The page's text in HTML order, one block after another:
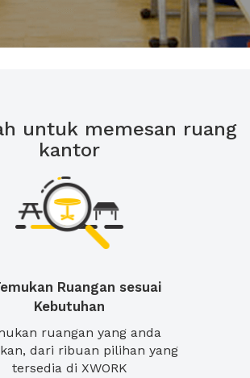
untuk memesan ruang
kantor
Ruangan sesuai
Kebutuhan
ruangan yang anda
dari ribuan pilihan yang
tersedia di XWORK